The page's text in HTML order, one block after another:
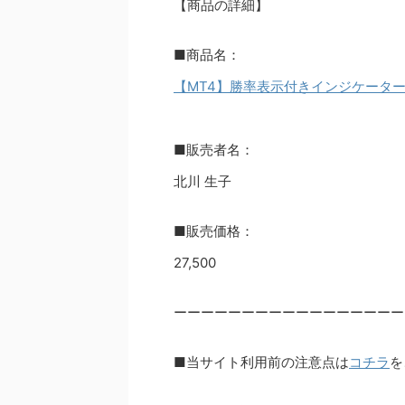
【商品の詳細】
■商品名：
【MT4】勝率表示付きインジケータ
■販売者名：
北川 生子
■販売価格：
27,500
ーーーーーーーーーーーーーーーー
■当サイト利用前の注意点はコチラ